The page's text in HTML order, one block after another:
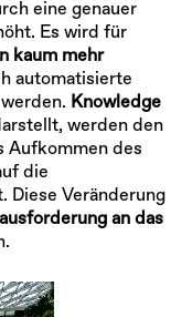
eine genauer
Es wird für
kaum mehr
automatisierte
Knowledge
werden den
Aufkommen des
die
Diese Veränderung
an das